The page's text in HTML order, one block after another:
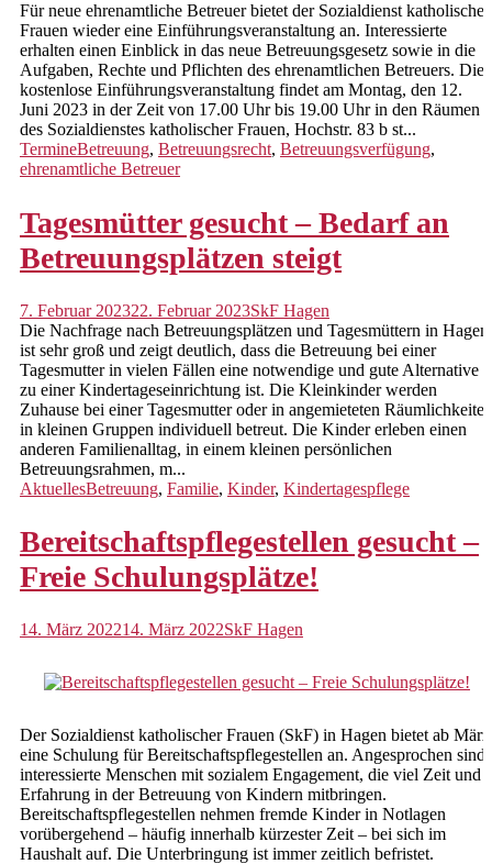
Ambulante Angebote
Psychotherapie
Freizeitpädagogik
Zusatzangebot Clearing
Leistungsbeschreibungen & Konzepte
News
Stellenangebote
Aktuelle Termine
Wir über uns
Gremien
Jahresrückblick
Transparenz und Compliance
Verbandliche Caritas
Ehrenamt
Mitgliedschaft
Kontakt
Für neue ehrenamtliche Betreuer bietet der Sozialdienst katholischer
Frauen wieder eine Einführungsveranstaltung an. Interessierte
erhalten einen Einblick in das neue Betreuungsgesetz sowie in die
Aufgaben, Rechte und Pflichten des ehrenamtlichen Betreuers. Die
kostenlose Einführungsveranstaltung findet am Montag, den 12.
Juni 2023 in der Zeit von 17.00 Uhr bis 19.00 Uhr in den Räumen
des Sozialdienstes katholischer Frauen, Hochstr. 83 b st...
TermineBetreuung, Betreuungsrecht, Betreuungsverfügung,
ehrenamtliche Betreuer
Tagesmütter gesucht – Bedarf an
Betreuungsplätzen steigt
7. Februar 202322. Februar 2023SkF Hagen
Die Nachfrage nach Betreuungsplätzen und Tagesmüttern in Hagen
ist sehr groß und zeigt deutlich, dass die Betreuung bei einer
Tagesmutter in vielen Fällen eine notwendige und gute Alternative
zu einer Kindertageseinrichtung ist. Die Kleinkinder werden
Zuhause bei einer Tagesmutter oder in angemieteten Räumlichkeiten
in kleinen Gruppen individuell betreut. Die Kinder erleben einen
anderen Familienalltag, in einem kleinen persönlichen
Betreuungsrahmen, m...
AktuellesBetreuung, Familie, Kinder, Kindertagespflege
Bereitschaftspflegestellen gesucht –
Freie Schulungsplätze!
14. März 202214. März 2022SkF Hagen
Der Sozialdienst katholischer Frauen (SkF) in Hagen bietet ab März
eine Schulung für Bereitschaftspflegestellen an. Angesprochen sind
interessierte Menschen mit sozialem Engagement, die viel Zeit und
Erfahrung in der Betreuung von Kindern mitbringen.
Bereitschaftspflegestellen nehmen fremde Kinder in Notlagen
vorübergehend – häufig innerhalb kürzester Zeit – bei sich im
Haushalt auf. Die Unterbringung ist immer zeitlich befristet.